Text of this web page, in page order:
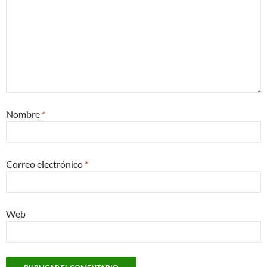
Nombre *
Correo electrónico *
Web